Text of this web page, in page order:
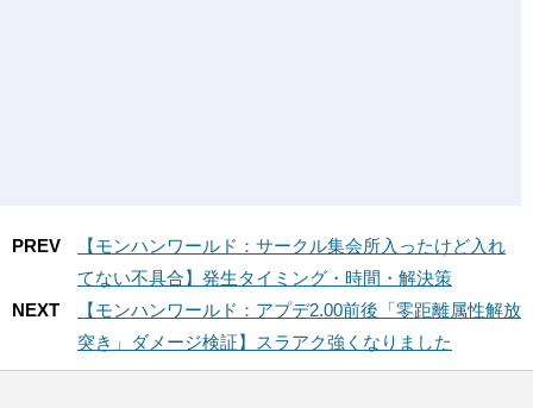
PREV
【モンハンワールド：サークル集会所入ったけど入れ
てない不具合】発生タイミング・時間・解決策
NEXT
【モンハンワールド：アプデ2.00前後「零距離属性解放
突き」ダメージ検証】スラアク強くなりました